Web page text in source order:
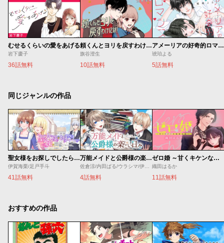
むせるくらいの愛をあげる
岩下慶子
36話無料
頼くんとヨリを戻すわけには！
旗谷澄生
10話無料
アメーリアの好奇的ロマンス
琥珀よる
5話無料
同じジャンルの作品
聖女様をお探しでしたら妹で間違いありません。さあどうぞお連れください、今すぐ。
伊賀海栗/足戸手斗
41話無料
万能メイドと公爵様の楽しい日々
佐倉涼/内田ぱる/ウラシマ/伊藤テリヤキ
4話無料
ゼロ婚 ～甘くキケンな極秘任務～
織田はるか
11話無料
おすすめの作品